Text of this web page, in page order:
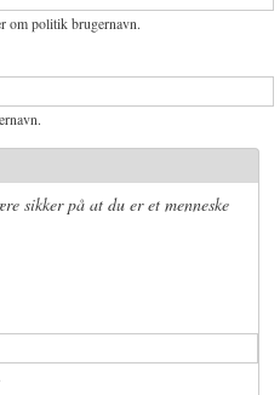
om politik brugernavn.
sikker på at du er et menneske